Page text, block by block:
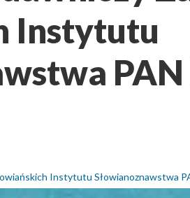
Instytutu
Instytutu Słowianoznawstwa